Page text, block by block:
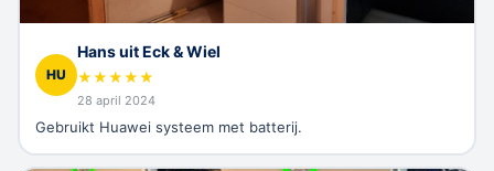
HU
Hans uit Eck & Wiel
★★★★★
28 april 2024
Gebruikt Huawei systeem met batterij.